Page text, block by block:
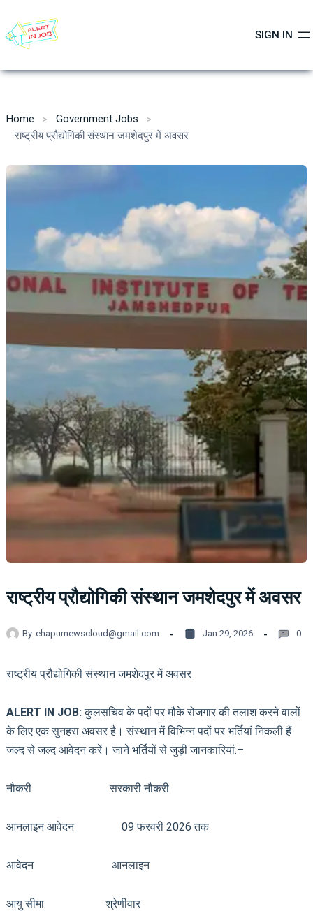
content
SIGN IN
Home
Government Jobs
राष्ट्रीय प्रौद्योगिकी संस्थान जमशेदपुर में अवसर
राष्ट्रीय प्रौद्योगिकी संस्थान जमशेदपुर में अवसर
By ehapurnewscloud@gmail.com Jan 29, 2026 0
राष्ट्रीय प्रौद्योगिकी संस्थान जमशेदपुर में अवसर
ALERT IN JOB:कुलसचिव के पदों पर मौके रोजगार की तलाश करने वालों
के लिए एक सुनहरा अवसर है। संस्थान में विभिन्न पदों पर भर्तियां निकली हैं
जल्द से जल्द आवेदन करें। जाने भर्तियों से जुड़ी जानकारियां:–
नौकरी सरकारी नौकरी
आनलाइन आवेदन 09 फरवरी 2026 तक
आवेदन आनलाइन
आयु सीमा श्रेणीवार